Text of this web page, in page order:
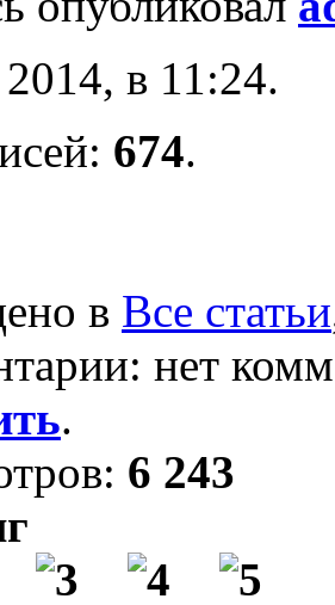
в 11:24.
674.
в Все статьи
нет
.
6 243